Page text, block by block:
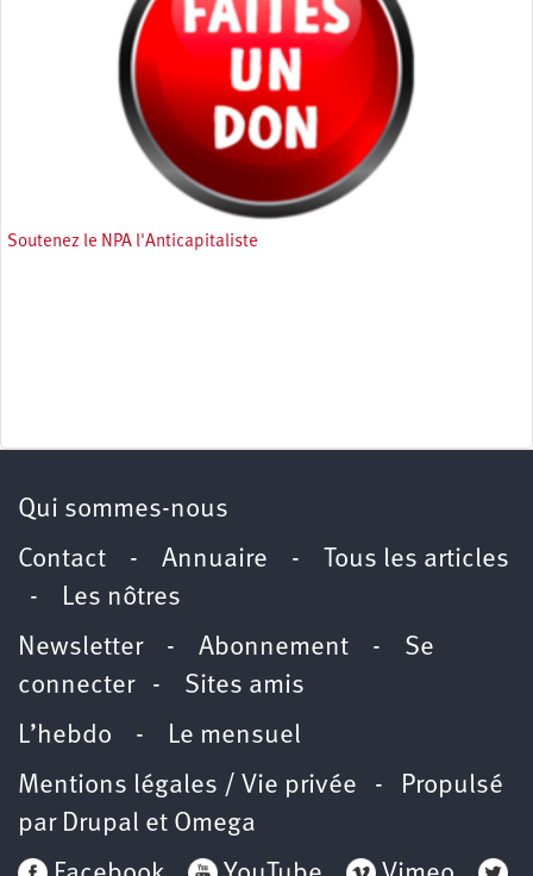
Soutenez le NPA l'Anticapitaliste
Qui sommes-nous
Contact - Annuaire -
Tous les articles
- Les nôtres
Newsletter- Abonnement - Se
connecter- Sites amis
L’hebdo - Le mensuel
Mentions légales / Vie privée - Propulsé
par Drupal et Omega